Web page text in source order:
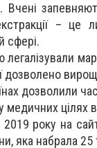
Вчені
– це
сфері.
легалізували
дозволено
дозволили
медичних цілях
2019 року на
яка набрала 25